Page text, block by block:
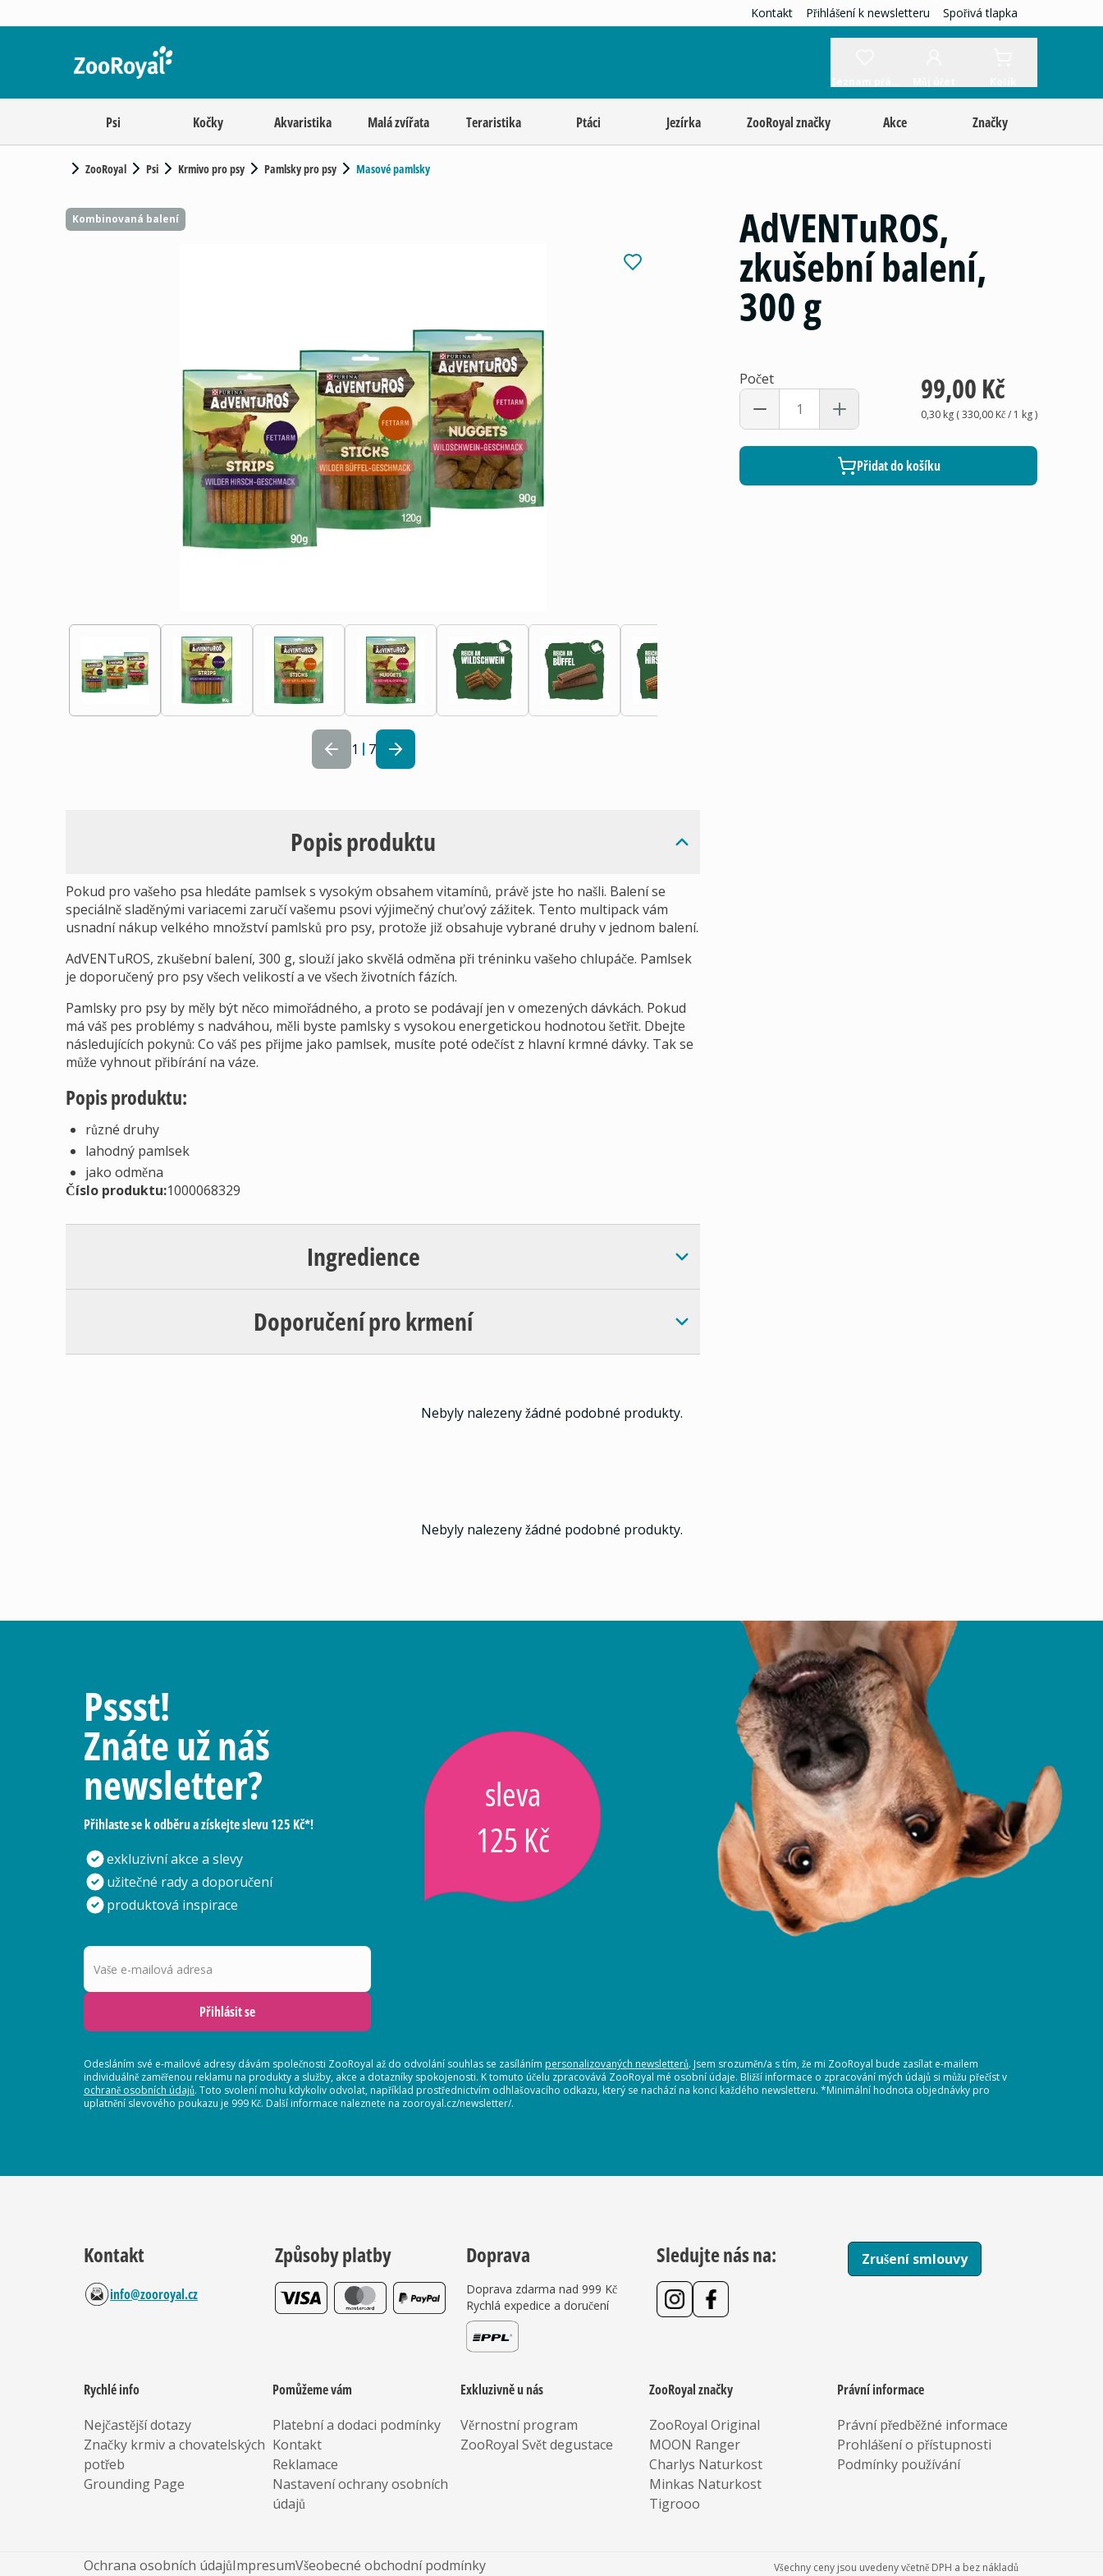
Kontakt Přihlášení k newsletteru Spořivá tlapka
Psi Kočky Akvaristika Malá zvířata Teraristika Ptáci Jezírka ZooRoyal značky Akce Značky
ZooRoyal Psi Krmivo pro psy Pamlsky pro psy Masové pamlsky
Kombinovaná balení
1 7
Popis produktu
Pokud pro vašeho psa hledáte pamlsek s vysokým obsahem vitamínů, právě jste ho našli. Balení se
speciálně sladěnými variacemi zaručí vašemu psovi výjimečný chuťový zážitek. Tento multipack vám
usnadní nákup velkého množství pamlsků pro psy, protože již obsahuje vybrané druhy v jednom balení.
AdVENTuROS, zkušební balení, 300 g, slouží jako skvělá odměna při tréninku vašeho chlupáče. Pamlsek
je doporučený pro psy všech velikostí a ve všech životních fázích.
Pamlsky pro psy by měly být něco mimořádného, a proto se podávají jen v omezených dávkách. Pokud
má váš pes problémy s nadváhou, měli byste pamlsky s vysokou energetickou hodnotou šetřit. Dbejte
následujících pokynů: Co váš pes přijme jako pamlsek, musíte poté odečíst z hlavní krmné dávky. Tak se
může vyhnout přibírání na váze.
Popis produktu:
různé druhy
lahodný pamlsek
jako odměna
Číslo produktu:1000068329
Ingredience
Doporučení pro krmení
AdVENTuROS,
zkušební balení,
300 g
Počet 99,00 Kč
0,30 kg(330,00 Kč/ 1 kg)
Přidat do košíku
Nebyly nalezeny žádné podobné produkty.
Nebyly nalezeny žádné podobné produkty.
Pssst!
Znáte už náš
newsletter?
Přihlaste se k odběru a získejte slevu 125 Kč*!
exkluzivní akce a slevy
užitečné rady a doporučení
produktová inspirace
sleva
125 Kč
Vaše e-mailová adresa
Přihlásit se
Odesláním své e-mailové adresy dávám společnosti ZooRoyal až do odvolání souhlas se zasíláním personalizovaných newsletterů. Jsem srozuměn/a s tím, že mi ZooRoyal bude zasílat e-mailem
individuálně zaměřenou reklamu na produkty a služby, akce a dotazníky spokojenosti. K tomuto účelu zpracovává ZooRoyal mé osobní údaje. Bližší informace o zpracování mých údajů si můžu přečíst v
ochraně osobních údajů. Toto svolení mohu kdykoliv odvolat, například prostřednictvím odhlašovacího odkazu, který se nachází na konci každého newsletteru. *Minimální hodnota objednávky pro
uplatnění slevového poukazu je 999 Kč. Další informace naleznete na zooroyal.cz/newsletter/.
Kontakt
info@zooroyal.cz
Způsoby platby Doprava
Doprava zdarma nad 999 Kč
Rychlá expedice a doručení
Sledujte nás na: Zrušení smlouvy
Rychlé info
Nejčastější dotazy
Značky krmiv a chovatelských
potřeb
Grounding Page
Pomůžeme vám
Platební a dodaci podmínky
Kontakt
Reklamace
Nastavení ochrany osobních
údajů
Exkluzivně u nás
Věrnostní program
ZooRoyal Svět degustace
ZooRoyal značky
ZooRoyal Original
MOON Ranger
Charlys Naturkost
Minkas Naturkost
Tigrooo
Právní informace
Právní předběžné informace
Prohlášení o přístupnosti
Podmínky používání
Ochrana osobních údajůImpresumVšeobecné obchodní podmínky
Všechny ceny jsou uvedeny včetně DPH a bez nákladů